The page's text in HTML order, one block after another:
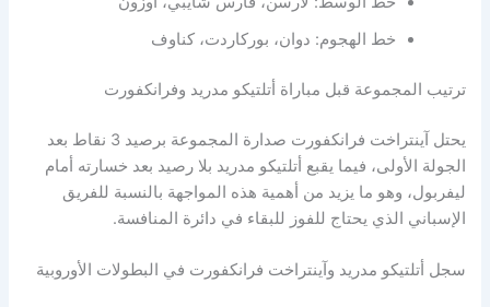
خط الهجوم: دوان، بوركاردت، كناوف
ترتيب المجموعة قبل مباراة أتلتيكو مدريد وفرانكفورت
يحتل آينتراخت فرانكفورت صدارة المجموعة برصيد 3 نقاط بعد
الجولة الأولى، فيما يقبع أتلتيكو مدريد بلا رصيد بعد خسارته أمام
ليفربول، وهو ما يزيد من أهمية هذه المواجهة بالنسبة للفريق
الإسباني الذي يحتاج للفوز للبقاء في دائرة المنافسة.
سجل أتلتيكو مدريد وآينتراخت فرانكفورت في البطولات الأوروبية